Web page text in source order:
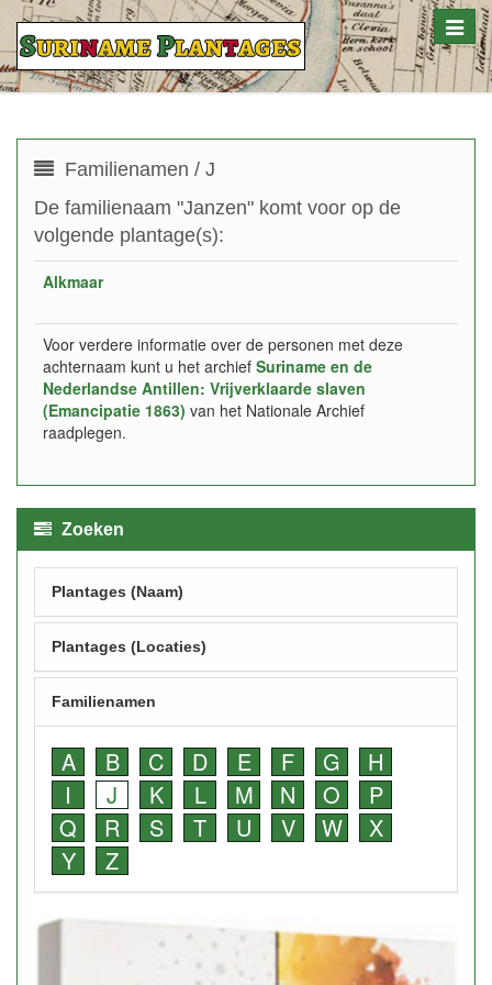
Toggle
Familienamen / J
De familienaam "Janzen" komt voor op de
volgende plantage(s):
Alkmaar
Voor verdere informatie over de personen met deze
achternaam kunt u het archief Suriname en de
Nederlandse Antillen: Vrijverklaarde slaven
(Emancipatie 1863) van het Nationale Archief
raadplegen.
Zoeken
Plantages (Naam)
Plantages (Locaties)
Familienamen
A B C D E F G
H
I
J K L M N O
P
Q
R S T U V W
X
Y
Z